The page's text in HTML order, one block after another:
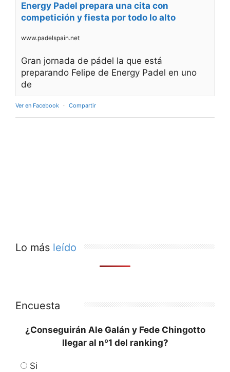
Energy Padel prepara una cita con
competición y fiesta por todo lo alto
www.padelspain.net
Gran jornada de pádel la que está
preparando Felipe de Energy Padel en uno
de
Ver en Facebook · Compartir
Lo más leído
Encuesta
¿Conseguirán Ale Galán y Fede Chingotto
llegar al nº1 del ranking?
Si